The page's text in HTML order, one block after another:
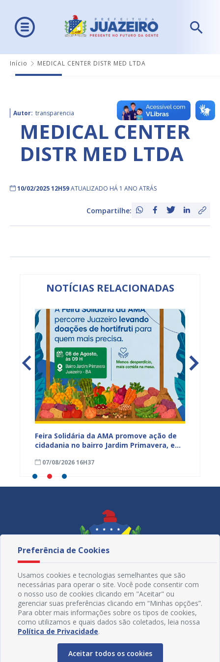
Início MEDICAL CENTER DISTR MED LTDA
Autor: transparencia
MEDICAL CENTER
DISTR MED LTDA
10/02/2025 12H59ATUALIZADO HÁ 1 ANO ATRÁS
Compartilhe:
NOTÍCIAS RELACIONADAS
Feira Solidária da AMA promove ação de
cidadania no bairro Jardim Primavera, em
07/08/2026 16H37
Redes Sociais
Preferência de Cookies
Usamos cookies e tecnologias semelhantes que são
necessárias para operar o site. Você pode consentir com
o nosso uso de cookies clicando em "Aceitar" ou
gerenciar suas preferências clicando em “Minhas opções”.
Para obter mais informações sobre os tipos de cookies,
como utilizamos e quais dados são coletados, leia nossa
Política de Privacidade.
Aceitar todos os cookies